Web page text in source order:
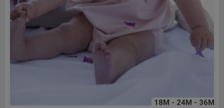
18M - 24M - 36M